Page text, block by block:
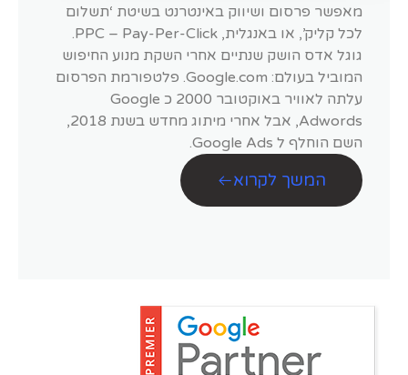
מאפשר פרסום ושיווק באינטרנט בשיטת ‘תשלום
לכל קליק’, או באנגלית, PPC – Pay-Per-Click.
גוגל אדס הושק שנתיים אחרי השקת מנוע החיפוש
המוביל בעולם: Google.com. פלטפורמת הפרסום
עלתה לאוויר באוקטובר 2000 כ Google
Adwords, אבל אחרי מיתוג מחדש בשנת 2018,
השם הוחלף ל Google Ads.
המשך לקרוא